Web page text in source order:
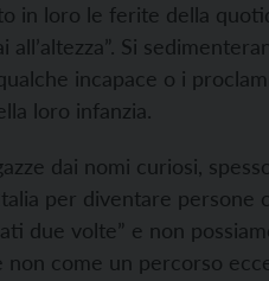
in loro le ferite della
all’altezza”. Si
incapace o i
loro infanzia.
dai nomi curiosi,
per diventare
due volte” e non
non come un percorso